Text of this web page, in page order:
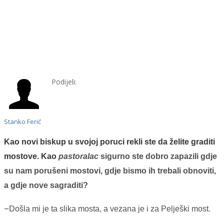
Stanko Ferić
Podijeli:
Kao novi biskup u svojoj poruci rekli ste da želite graditi
mostove. Kao pastoralac sigurno ste dobro zapazili gdje
su nam porušeni mostovi, gdje bismo ih trebali obnoviti,
a gdje nove sagraditi?
–Došla mi je ta slika mosta, a vezana je i za Pelješki most.